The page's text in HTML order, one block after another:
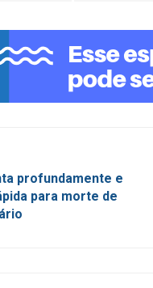
profundamente e
para morte de